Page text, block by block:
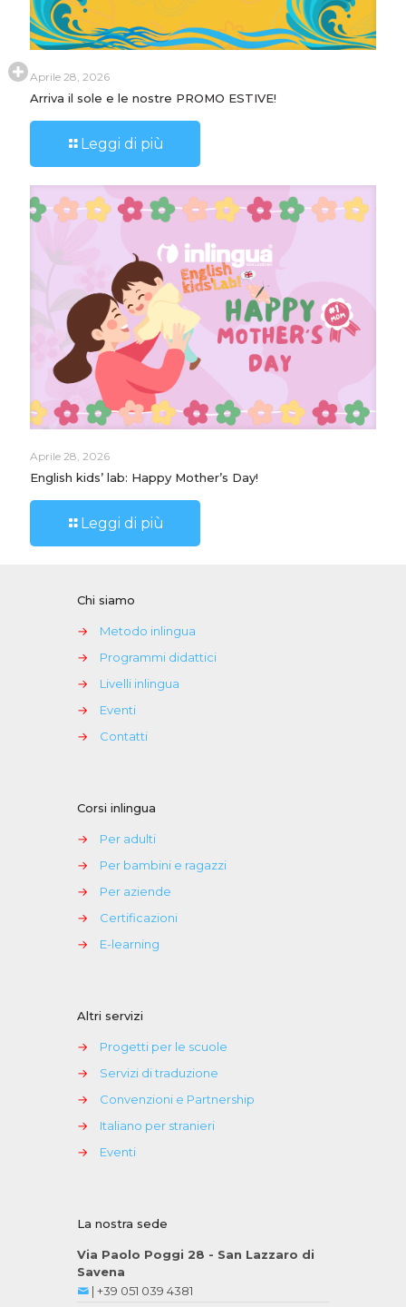
Aprile 28, 2026
Arriva il sole e le nostre PROMO ESTIVE!
Leggi di più
Aprile 28, 2026
English kids’ lab: Happy Mother’s Day!
Leggi di più
Chi siamo
→
Metodo inlingua
→
Programmi didattici
→
Livelli inlingua
→
Eventi
→
Contatti
Corsi inlingua
→
Per adulti
→
Per bambini e ragazzi
→
Per aziende
→
Certificazioni
→
E-learning
Altri servizi
→
Progetti per le scuole
→
Servizi di traduzione
→
Convenzioni e Partnership
→
Italiano per stranieri
→
Eventi
La nostra sede
Via Paolo Poggi 28 - San Lazzaro di
Savena
| +39 051 039 4381